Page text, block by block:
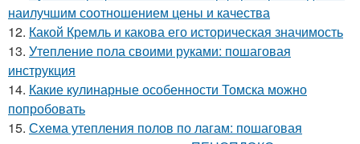
наилучшим соотношением цены и качества
12. Какой Кремль и какова его историческая значимость
13. Утепление пола своими руками: пошаговая
инструкция
14. Какие кулинарные особенности Томска можно
попробовать
15. Схема утепления полов по лагам: пошаговая